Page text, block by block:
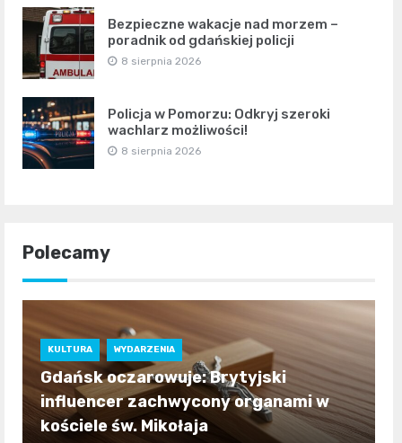
Bezpieczne wakacje nad morzem –
poradnik od gdańskiej policji
8 sierpnia 2026
Policja w Pomorzu: Odkryj szeroki
wachlarz możliwości!
8 sierpnia 2026
Polecamy
KULTURA WYDARZENIA
Gdańsk oczarowuje: Brytyjski
influencer zachwycony organami w
kościele św. Mikołaja